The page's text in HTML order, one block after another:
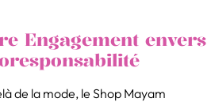
Engagement envers
de la mode, le Shop Mayam